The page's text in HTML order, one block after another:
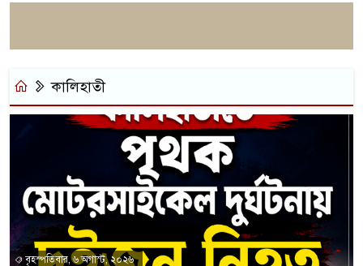
কালিহাতী
বৃহস্পতিবার, ৬ অগাস্ট, ২০২৬